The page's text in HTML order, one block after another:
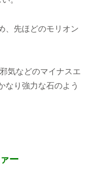
、先ほどのモリオン
気などのマイナスエ
なり強力な石のよう
ー